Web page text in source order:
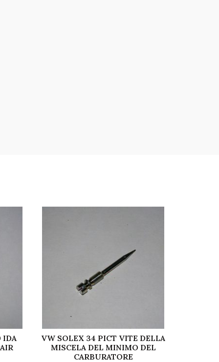
IDA
VW SOLEX 34 PICT VITE DELLA
MISCELA DEL MINIMO DEL
CARBURATORE